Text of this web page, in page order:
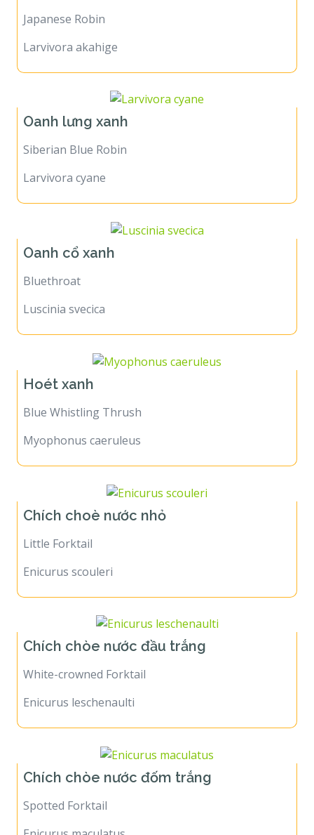
Japanese Robin
Larvivora akahige
Oanh lưng xanh
Siberian Blue Robin
Larvivora cyane
Oanh cổ xanh
Bluethroat
Luscinia svecica
Hoét xanh
Blue Whistling Thrush
Myophonus caeruleus
Chích choè nước nhỏ
Little Forktail
Enicurus scouleri
Chích chòe nước đầu trắng
White-crowned Forktail
Enicurus leschenaulti
Chích chòe nước đốm trắng
Spotted Forktail